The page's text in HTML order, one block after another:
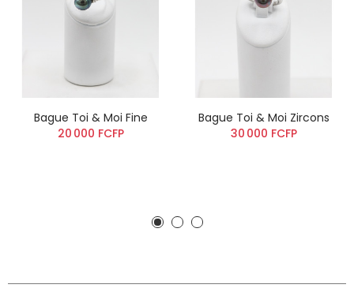
Bague Toi & Moi Fine
20 000 FCFP
Bague Toi & Moi Zircons
30 000 FCFP